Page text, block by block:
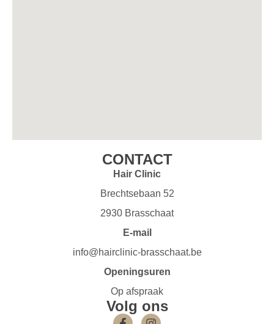
CONTACT
Hair Clinic
Brechtsebaan 52
2930 Brasschaat
E-mail
info@hairclinic-brasschaat.be
Openingsuren
Op afspraak
Volg ons